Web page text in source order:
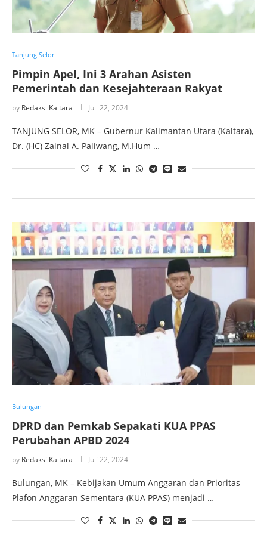
Tanjung Selor
Pimpin Apel, Ini 3 Arahan Asisten
Pemerintah dan Kesejahteraan Rakyat
by Redaksi Kaltara Juli 22, 2024
TANJUNG SELOR, MK – Gubernur Kalimantan Utara (Kaltara),
Dr. (HC) Zainal A. Paliwang, M.Hum …
Bulungan
DPRD dan Pemkab Sepakati KUA PPAS
Perubahan APBD 2024
by Redaksi Kaltara Juli 22, 2024
Bulungan, MK – Kebijakan Umum Anggaran dan Prioritas
Plafon Anggaran Sementara (KUA PPAS) menjadi …